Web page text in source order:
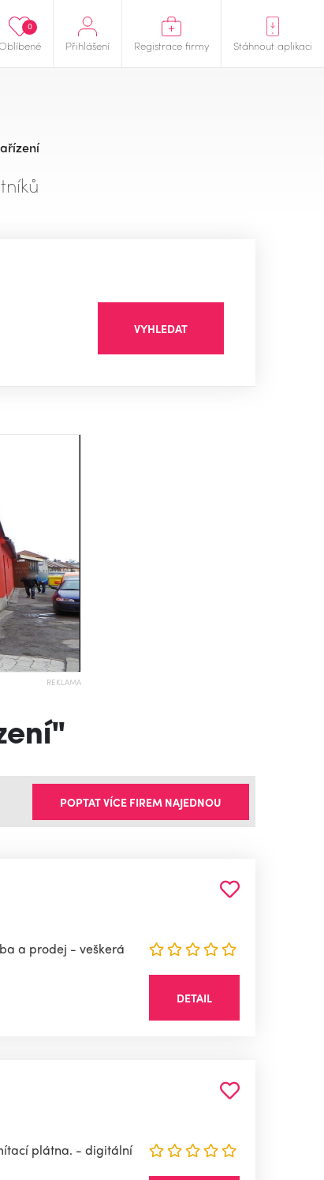
0
Přihlášení Registrace firmy Stáhnout aplikaci
VYHLEDAT
REKLAMA
POPTAT VÍCE FIREM NAJEDNOU
a prodej - veškerá
DETAIL
plátna. - digitální